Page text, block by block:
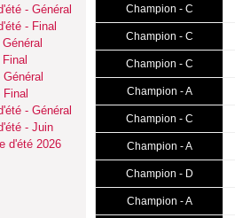
- Général
- Final
Final
- Général
- Juin
d'été 2026
Champion - C
Champion - C
Champion - C
Champion - A
Champion - C
Champion - A
Champion - D
Champion - A